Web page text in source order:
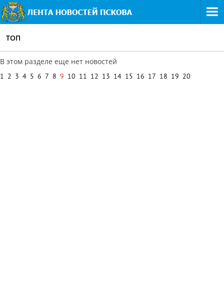
ТОП
В этом разделе еще нет новостей
1 2 3 4 5 6 7 8 9 10 11 12 13 14 15 16 17 18 19 20